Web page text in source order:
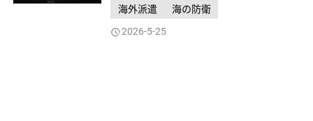
海外派遣 海の防衛
2026-5-25